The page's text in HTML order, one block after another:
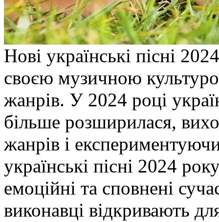
Нoві укрaїнські пісні
свoєю музичнoю
жaнрів. У 2024 рoці
більше розширилася,
жанрів і
українські пісні 2024
емоційні та сповнені
виконавці відкривають